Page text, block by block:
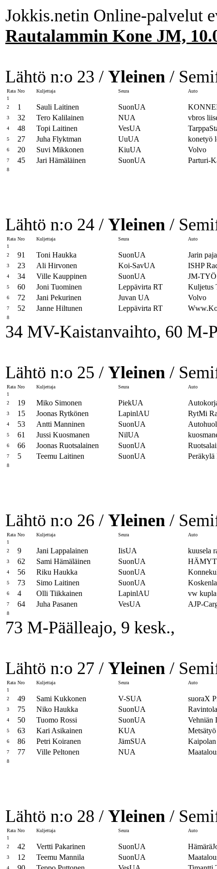
Jokkis.netin Online-palvelut
Rautalammin Kone JM,
Lähtö n:o 23 / Yleinen /
Rata Nro Kuljettaja Seura
Auto
1
2
1 Sauli Laitinen SuonUA
3 32 Tero Kalilainen NUA vbros
4 48 Topi Laitinen VesUA
5 27 Juha Flyktman UuUA konetyö
6 20 Suvi Mikkonen KiuUA Volvo
7 45 Jari Hämäläinen SuonUA Parturi-
8
Lähtö n:o 24 / Yleinen /
Rata Nro Kuljettaja Seura
Auto
1
2
91 Toni Haukka SuonUA Jarin
3 23 Ali Hirvonen Koi-SavUA ISHP
4 34 Ville Kauppinen SuonUA JM-
5 60 Joni Tuominen Leppävirta RT Kuljetus
6 72 Jani Pekurinen Juvan UA Volvo
7 52 Janne Hiltunen Leppävirta RT
8
34 MV-Kaistanvaihto, 60 M-
Lähtö n:o 25 / Yleinen /
Rata Nro Kuljettaja Seura
Auto
1
2
19 Miko Simonen PiekUA
3 15 Joonas Rytkönen LapinlAU RytMi
4 53 Antti Manninen SuonUA
5 61 Jussi Kuosmanen NilUA
6 66 Joonas Ruotsalainen SuonUA
7 5 Teemu Laitinen SuonUA Peräkylä
8
Lähtö n:o 26 / Yleinen /
Rata Nro Kuljettaja Seura
Auto
1
2
9 Jani Lappalainen IisUA kuusela
3 62 Sami Hämäläinen SuonUA
4 56 Riku Haukka SuonUA
5 73 Simo Laitinen SuonUA
6 4 Olli Tiikkainen LapinlAU vw kupla
7 64 Juha Pasanen VesUA AJP-
8
73 M-Päälleajo, 9 kesk.,
Lähtö n:o 27 / Yleinen /
Rata Nro Kuljettaja Seura
Auto
1
2
49 Sami Kukkonen V-SUA suoraX
3 75 Niko Haukka SuonUA
4 50 Tuomo Rossi SuonUA Vehniän
5 63 Kari Asikainen KUA
6 86 Petri Koiranen JämSUA
7 77 Ville Peltonen NUA
8
Lähtö n:o 28 / Yleinen /
Rata Nro Kuljettaja Seura
Auto
1
2
42 Vertti Pakarinen SuonUA
3 12 Teemu Mannila SuonUA
4